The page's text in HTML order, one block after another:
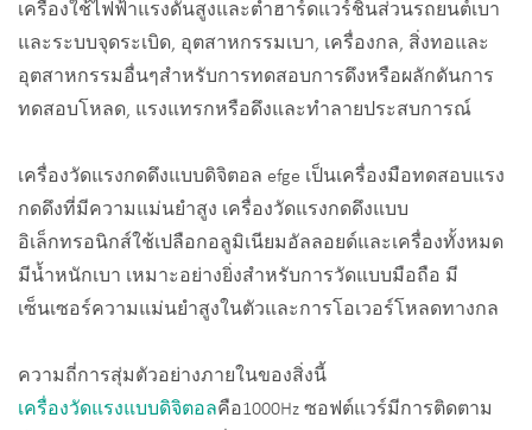
เครื่องใช้ไฟฟ้าแรงดันสูงและต่ำฮาร์ดแวร์ชิ้นส่วนรถยนต์เบา
และระบบจุดระเบิด, อุตสาหกรรมเบา, เครื่องกล, สิ่งทอและ
อุตสาหกรรมอื่นๆสำหรับการทดสอบการดึงหรือผลักดันการ
ทดสอบโหลด, แรงแทรกหรือดึงและทำลายประสบการณ์
เครื่องวัดแรงกดดึงแบบดิจิตอล efge เป็นเครื่องมือทดสอบแรง
กดดึงที่มีความแม่นยำสูง เครื่องวัดแรงกดดึงแบบ
อิเล็กทรอนิกส์ใช้เปลือกอลูมิเนียมอัลลอยด์และเครื่องทั้งหมด
มีน้ำหนักเบา เหมาะอย่างยิ่งสำหรับการวัดแบบมือถือ มี
เซ็นเซอร์ความแม่นยำสูงในตัวและการโอเวอร์โหลดทางกล
ความถี่การสุ่มตัวอย่างภายในของสิ่งนี้
เครื่องวัดแรงแบบดิจิตอลคือ1000Hz ซอฟต์แวร์มีการติดตาม